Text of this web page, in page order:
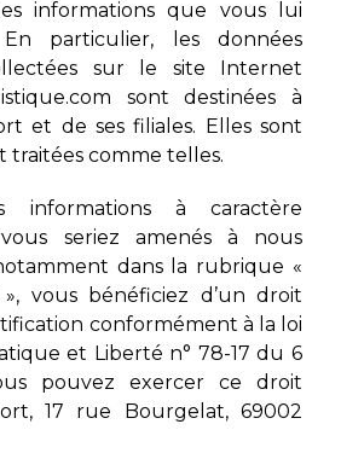
informations que vous lui
particulier, les données
sur le site Internet
sont destinées à
et de ses filiales. Elles sont
traitées comme telles.
informations à caractère
seriez amenés à nous
dans la rubrique «
vous bénéficiez d’un droit
conformément à la loi
et Liberté n° 78-17 du 6
pouvez exercer ce droit
17 rue Bourgelat, 69002